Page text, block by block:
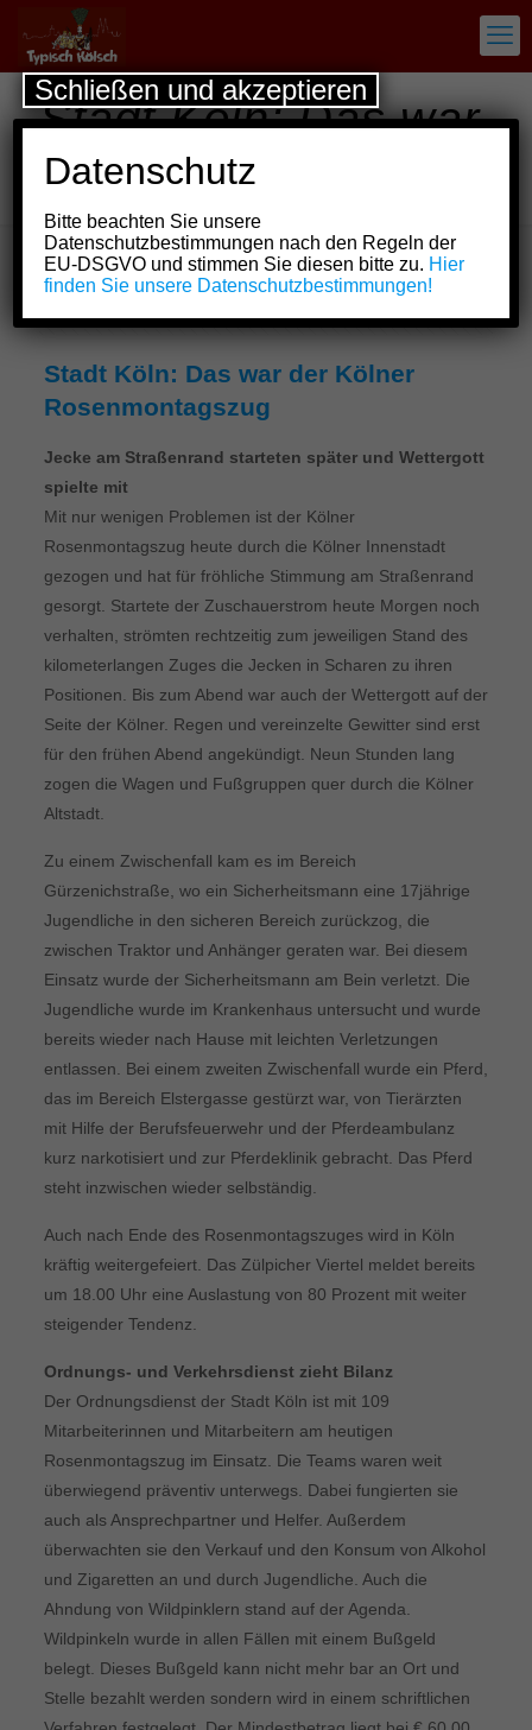
Stadt Köln: Das war
der Kölner
Rosenmontagszug
Stadt Köln: Das war der Kölner
Rosenmontagszug
Jecke am Straßenrand starteten später und Wettergott
spielte mit
Mit nur wenigen Problemen ist der Kölner
Rosenmontagszug heute durch die Kölner Innenstadt
gezogen und hat für fröhliche Stimmung am Straßenrand
gesorgt. Startete der Zuschauerstrom heute Morgen noch
verhalten, strömten rechtzeitig zum jeweiligen Stand des
kilometerlangen Zuges die Jecken in Scharen zu ihren
Positionen. Bis zum Abend war auch der Wettergott auf der
Seite der Kölner. Regen und vereinzelte Gewitter sind erst
für den frühen Abend angekündigt. Neun Stunden lang
zogen die Wagen und Fußgruppen quer durch die Kölner
Altstadt.
Zu einem Zwischenfall kam es im Bereich
Gürzenichstraße, wo ein Sicherheitsmann eine 17jährige
Jugendliche in den sicheren Bereich zurückzog, die
zwischen Traktor und Anhänger geraten war. Bei diesem
Einsatz wurde der Sicherheitsmann am Bein verletzt. Die
Jugendliche wurde im Krankenhaus untersucht und wurde
bereits wieder nach Hause mit leichten Verletzungen
entlassen. Bei einem zweiten Zwischenfall wurde ein Pferd,
das im Bereich Elstergasse gestürzt war, von Tierärzten
mit Hilfe der Berufsfeuerwehr und der Pferdeambulanz
kurz narkotisiert und zur Pferdeklinik gebracht. Das Pferd
steht inzwischen wieder selbständig.
Auch nach Ende des Rosenmontagszuges wird in Köln
kräftig weitergefeiert. Das Zülpicher Viertel meldet bereits
um 18.00 Uhr eine Auslastung von 80 Prozent mit weiter
steigender Tendenz.
Ordnungs- und Verkehrsdienst zieht Bilanz
Der Ordnungsdienst der Stadt Köln ist mit 109
Mitarbeiterinnen und Mitarbeitern am heutigen
Rosenmontagszug im Einsatz. Die Teams waren weit
überwiegend präventiv unterwegs. Dabei fungierten sie
auch als Ansprechpartner und Helfer. Außerdem
überwachten sie den Verkauf und den Konsum von Alkohol
und Zigaretten an und durch Jugendliche. Auch die
Ahndung von Wildpinklern stand auf der Agenda.
Wildpinkeln wurde in allen Fällen mit einem Bußgeld
belegt. Dieses Bußgeld kann nicht mehr bar an Ort und
Stelle bezahlt werden sondern wird in einem schriftlichen
Datenschutz
Bitte beachten Sie unsere
Datenschutzbestimmungen nach den Regeln der
EU-DSGVO und stimmen Sie diesen bitte zu. Hier
finden Sie unsere Datenschutzbestimmungen!
Schließen und akzeptieren